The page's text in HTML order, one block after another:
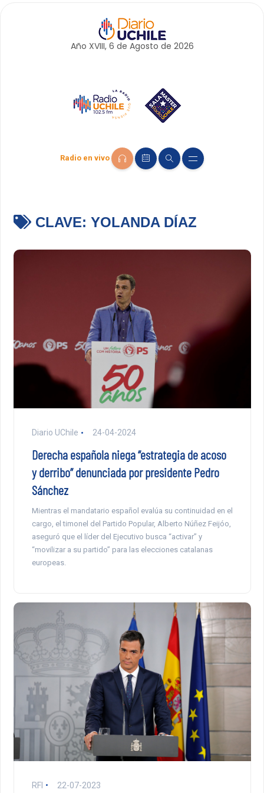
Año XVIII, 6 de Agosto de 2026
Radio en vivo
CLAVE: YOLANDA DÍAZ
Diario UChile 24-04-2024
Derecha española niega “estrategia de acoso
y derribo” denunciada por presidente Pedro
Sánchez
Mientras el mandatario español evalúa su continuidad en el
cargo, el timonel del Partido Popular, Alberto Núñez Feijóo,
aseguró que el líder del Ejecutivo busca “activar” y
“movilizar a su partido” para las elecciones catalanas
europeas.
RFI 22-07-2023